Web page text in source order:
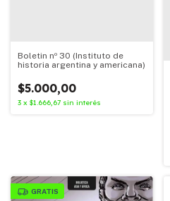
Boletin nº 30 (Instituto de
historia argentina y americana)
$5.000,00
3 x $1.666,67 sin interés
GRATIS